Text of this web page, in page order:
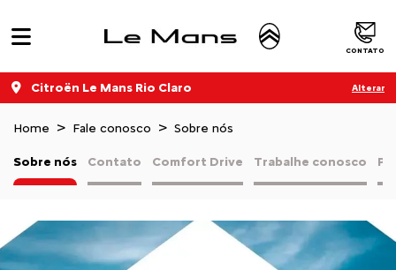
CONTATO
Citroën Le Mans Rio Claro Alterar
Home Fale conosco Sobre nós
Sobre nós Contato Comfort Drive Trabalhe conosco